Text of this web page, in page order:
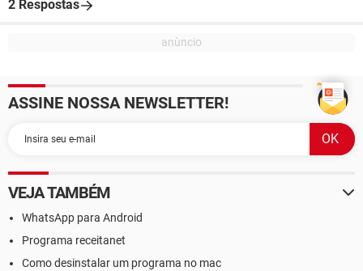
2 Respostas
ASSINE NOSSA NEWSLETTER!
VEJA TAMBÉM
WhatsApp para Android
Programa receitanet
Como desinstalar um programa no mac